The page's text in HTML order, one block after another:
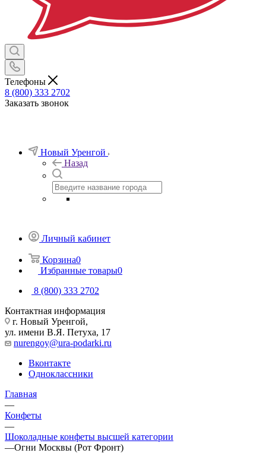
Телефоны
8 (800) 333 2702
Заказать звонок
Новый Уренгой
Назад
Личный кабинет
Корзина0
Избранные товары0
8 (800) 333 2702
Контактная информация
г. Новый Уренгой,
ул. имени В.Я. Петуха, 17
nurengoy@ura-podarki.ru
Вконтакте
Одноклассники
Главная
—
Конфеты
—
Шоколадные конфеты высшей категории
—Огни Москвы (Рот Фронт)